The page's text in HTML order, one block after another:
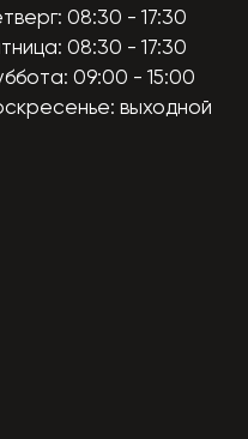
08:30 - 17:30
08:30 - 17:30
09:00 - 15:00
выходной